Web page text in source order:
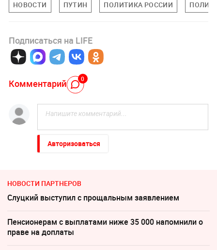
НОВОСТИ ПУТИН ПОЛИТИКА РОССИИ
Подписаться на LIFE
Комментарий 0
Авторизоваться
НОВОСТИ ПАРТНЕРОВ
Слуцкий выступил с прощальным заявлением
Пенсионерам с выплатами ниже 35 000 напомнили о
праве на доплаты